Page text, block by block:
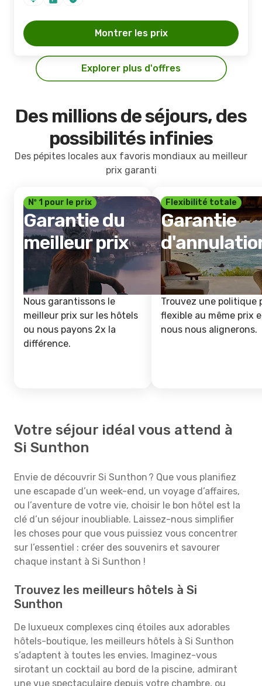
Montrer les prix
Explorer plus d'offres
Des millions de séjours, des
possibilités infinies
Des pépites locales aux favoris mondiaux au meilleur
prix garanti
Nº 1 pour le prix
Garantie du
meilleur prix
Nous garantissons le
meilleur prix sur les hôtels
ou nous payons 2x la
différence.
Flexibilité totale
Garantie
Trouvez une politique
flexible au même prix
nous nous alignerons.
Votre séjour idéal vous attend à
Si Sunthon
Envie de découvrir Si Sunthon ? Que vous planifiez
une escapade d’un week-end, un voyage d’affaires,
ou l’aventure de votre vie, choisir le bon hôtel est la
clé d’un séjour inoubliable. Laissez-nous simplifier
les choses pour que vous puissiez vous concentrer
sur l’essentiel : créer des souvenirs et savourer
chaque instant à Si Sunthon !
Trouvez les meilleurs hôtels à Si
Sunthon
De luxueux complexes cinq étoiles aux adorables
hôtels-boutique, les meilleurs hôtels à Si Sunthon
s’adaptent à toutes les envies. Imaginez-vous
sirotant un cocktail au bord de la piscine, admirant
une vue spectaculaire depuis votre chambre, ou